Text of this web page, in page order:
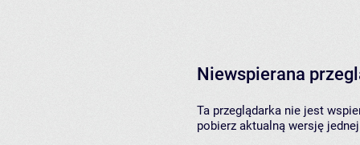
Niewspierana
Ta przeglądarka nie jest
pobierz aktualną wersję